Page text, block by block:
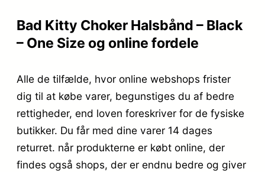
Bad Kitty Choker Halsbånd – Black
– One Size og online fordele
Alle de tilfælde, hvor online webshops frister
dig til at købe varer, begunstiges du af bedre
rettigheder, end loven foreskriver for de fysiske
butikker. Du får med dine varer 14 dages
returret. når produkterne er købt online, der
findes også shops, der er endnu bedre og giver